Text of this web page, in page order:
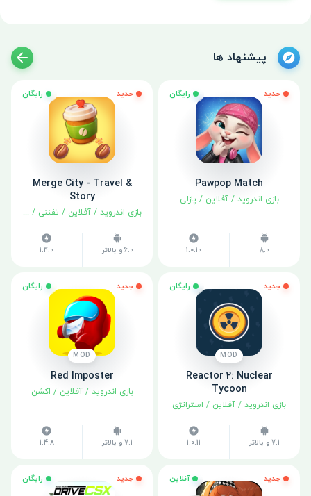
پیشنهاد ها
جدید رایگان
Pawpop Match
بازی اندروید /آفلاین / پازلی
8.0
1.0.10
جدید رایگان
Merge City - Travel &
Story
بازی اندروید / آفلاین / تفننی / شبیه
6.0 و بالاتر 1.4.0
جدید رایگان
MOD
Reactor 2: Nuclear
Tycoon
بازی اندروید / آفلاین / استراتژی
7.1 و بالاتر 1.0.11
جدید رایگان
MOD
Red Imposter
بازی اندروید /آفلاین / اکشن
7.1 و بالاتر 1.4.8
جدید آنلاین جدید رایگان